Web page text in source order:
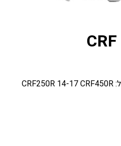
מסכה חזית ל CRF מתאימה ל: CRF250R 14-17 CRF450R